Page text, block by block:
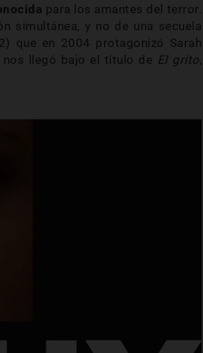
para los amantes del terror.
simultánea, y no de una secuela
que en 2004 protagonizó Sarah
nos llegó bajo el título de El grito,